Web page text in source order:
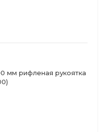
мм рифленая рукоятка